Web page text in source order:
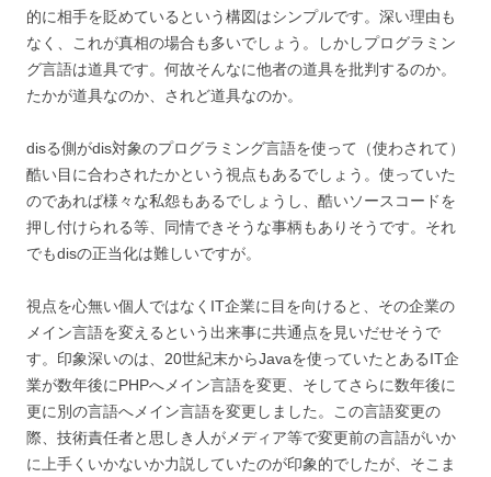
的に相手を貶めているという構図はシンプルです。深い理由も
なく、これが真相の場合も多いでしょう。しかしプログラミン
グ言語は道具です。何故そんなに他者の道具を批判するのか。
たかが道具なのか、されど道具なのか。
disる側がdis対象のプログラミング言語を使って（使わされて）
酷い目に合わされたかという視点もあるでしょう。使っていた
のであれば様々な私怨もあるでしょうし、酷いソースコードを
押し付けられる等、同情できそうな事柄もありそうです。それ
でもdisの正当化は難しいですが。
視点を心無い個人ではなくIT企業に目を向けると、その企業の
メイン言語を変えるという出来事に共通点を見いだせそうで
す。印象深いのは、 20世紀末からJavaを使っていたとあるIT企
業が数年後にPHPへメイン言語を変更、そしてさらに数年後に
更に別の言語へメイン言語を変更しました。この言語変更の
際、技術責任者と思しき人がメディア等で変更前の言語がいか
に上手くいかないか力説していたのが印象的でしたが、そこま